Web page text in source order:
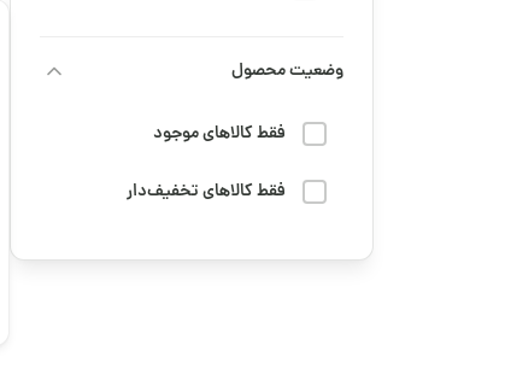
مزه و تنقلات
مهمانی، پذیرایی و مناسبتی
میوه خشک
وضعیت محصول
فقط کالاهای موجود
فقط کالاهای تخفیف‌دار